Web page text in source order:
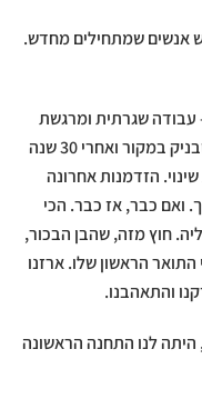
אנשים שמתחילים מחדש.
– עבודה שגרתית ומרגשת
כאחד ויציאה מוקדמת לגמלאות. דני, מושבניק במקור ואחרי 30 שנה
הזדמנות אחרונה
ואם כבר, אז כבר. הכי
חוץ מזה, שהבן הבכור,
התואר הראשון שלו. ארזנו
והתאהבנו.
היתה לנו התחנה הראשונה